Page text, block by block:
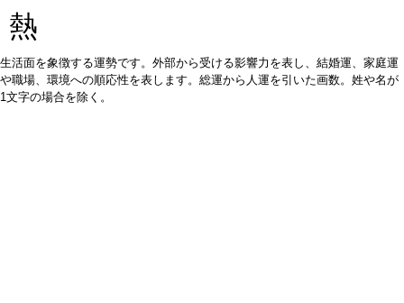
熱
生活面を象徴する運勢です。外部から受ける影響力を表し、結婚運、家庭運
や職場、環境への順応性を表します。総運から人運を引いた画数。姓や名が
1文字の場合を除く。